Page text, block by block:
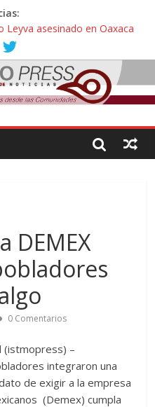
Leyva asesinado en Oaxaca
de delegaciones
de nuevo despojo de su
eólico
la extracción ilegal de
denuncian daños de
DEMEX
0 Comentarios
(istmopress) –
integraron una
de exigir a la empresa
(Demex) cumpla